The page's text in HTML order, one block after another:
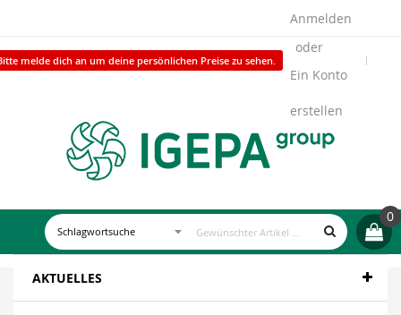
melde dich an um deine persönlichen Preise zu sehen.
Anmelden
Ein Konto
erstellen
0
AKTUELLES